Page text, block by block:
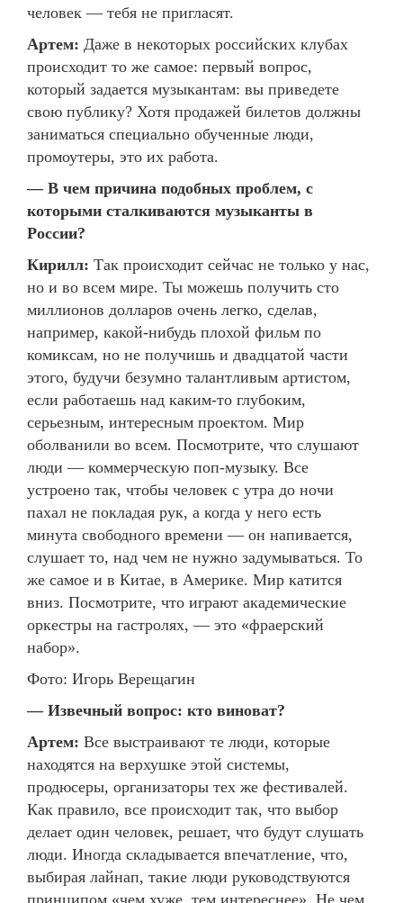
человек — тебя не пригласят.
Артем: Даже в некоторых российских клубах
происходит то же самое: первый вопрос,
который задается музыкантам: вы приведете
свою публику? Хотя продажей билетов должны
заниматься специально обученные люди,
промоутеры, это их работа.
— В чем причина подобных проблем, с
которыми сталкиваются музыканты в
России?
Кирилл: Так происходит сейчас не только у нас,
но и во всем мире. Ты можешь получить сто
миллионов долларов очень легко, сделав,
например, какой-нибудь плохой фильм по
комиксам, но не получишь и двадцатой части
этого, будучи безумно талантливым артистом,
если работаешь над каким-то глубоким,
серьезным, интересным проектом. Мир
оболванили во всем. Посмотрите, что слушают
люди — коммерческую поп-музыку. Все
устроено так, чтобы человек с утра до ночи
пахал не покладая рук, а когда у него есть
минута свободного времени — он напивается,
слушает то, над чем не нужно задумываться. То
же самое и в Китае, в Америке. Мир катится
вниз. Посмотрите, что играют академические
оркестры на гастролях, — это «фраерский
набор».
Фото: Игорь Верещагин
— Извечный вопрос: кто виноват?
Артем: Все выстраивают те люди, которые
находятся на верхушке этой системы,
продюсеры, организаторы тех же фестивалей.
Как правило, все происходит так, что выбор
делает один человек, решает, что будут слушать
люди. Иногда складывается впечатление, что,
выбирая лайнап, такие люди руководствуются
принципом «чем хуже, тем интереснее». Не чем